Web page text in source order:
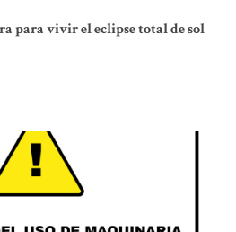
para vivir el eclipse total de sol